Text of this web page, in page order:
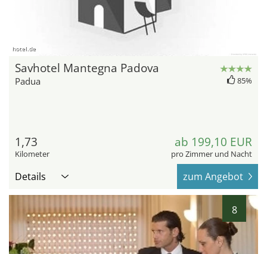
hotel.de
Savhotel Mantegna Padova
Padua 85%
1,73
Kilometer
ab 199,10 EUR
pro Zimmer und Nacht
Details zum Angebot
8